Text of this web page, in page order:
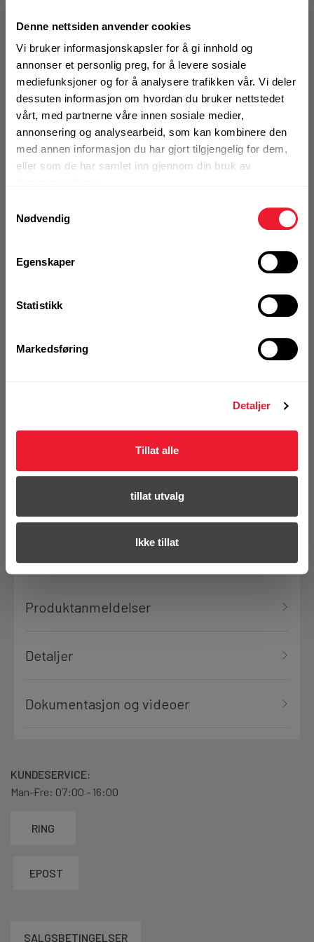
Denne nettsiden anvender cookies
Vi bruker informasjonskapsler for å gi innhold og
annonser et personlig preg, for å levere sosiale
mediefunksjoner og for å analysere trafikken vår. Vi deler
dessuten informasjon om hvordan du bruker nettstedet
vårt, med partnerne våre innen sosiale medier,
annonsering og analysearbeid, som kan kombinere den
med annen informasjon du har gjort tilgjengelig for dem,
eller som de har samlet inn gjennom din bruk av
Nødvendig
Egenskaper
Statistikk
Markedsføring
Detaljer
Tillat alle
tillat utvalg
Ikke tillat
Motek
Finn butikk
Kontakt og åpningstider
Kontakt
Fra rådgivning til sporing av ordre
Kampanjer
Siste nytt om dine favorittprodukter
UTGÅTT VARE Syrefast ankerstang for
bruk med alle Hilti HIT kjemiske anker
0
Produktanmeldelser
Skriv en
anmeldelse
BRUKSOMRÅDER
Hilti ankerstenger, passer alle Hilti HIT kjemiske
anker
Produktivitet: Bruk av en optimal lengde og diameter
ved å gjøre det mulig å bruke samme gjengestang for
Mer info
Denne varen finnes ikke lenger i
Se erstatningsprodukt
Produktanmeldelser
Detaljer
Dokumentasjon og videoer
KUNDESERVICE:
Man-Fre: 07:00 - 16:00
RING
EPOST
SALGSBETINGELSER